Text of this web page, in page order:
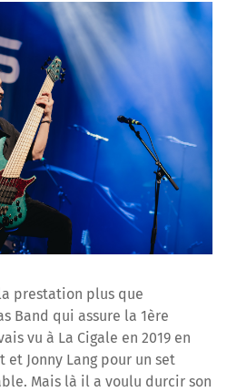
prestation plus que
Band qui assure la 1ère
vu à La Cigale en 2019 en
Jonny Lang pour un set
Mais là il a voulu durcir son